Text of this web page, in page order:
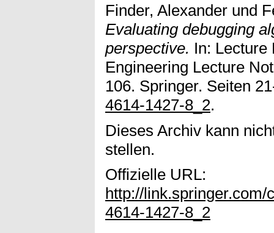
Finder, Alexander und
Evaluating debugging
perspective. In: Lecture
Engineering Lecture
106. Springer. Seiten
4614-1427-8_2.
Dieses Archiv kann
stellen.
Offizielle URL:
http://link.springer.com/
4614-1427-8_2